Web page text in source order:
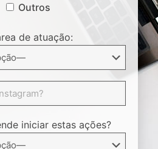
Outros
de atuação:
iniciar estas ações?